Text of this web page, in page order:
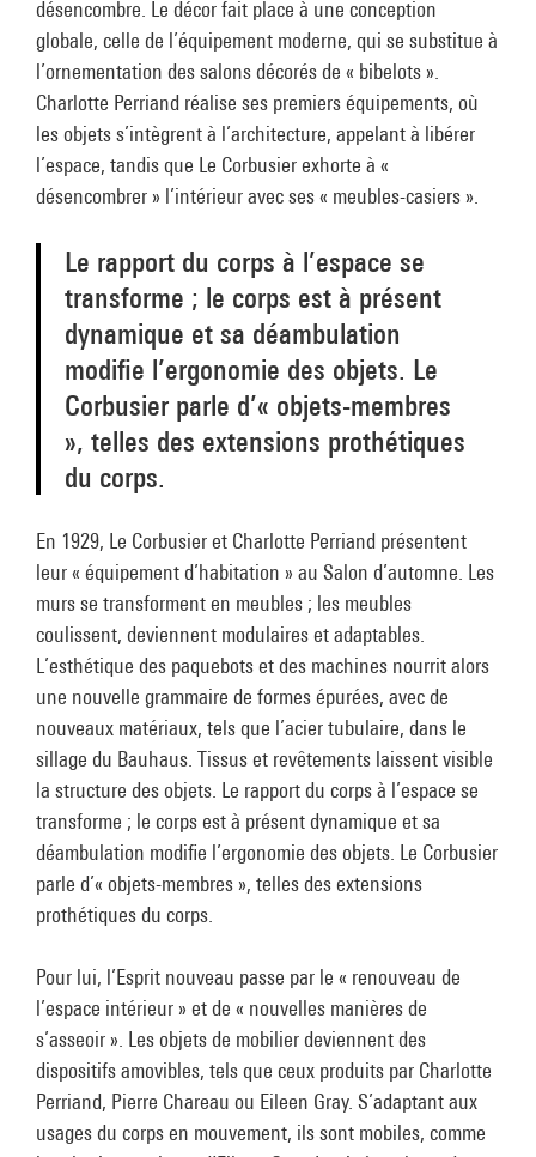
globale, celle de l’équipement moderne, qui se substitue à
l’ornementation des salons décorés de « bibelots ».
Charlotte Perriand réalise ses premiers équipements, où
les objets s’intègrent à l’architecture, appelant à libérer
l’espace, tandis que Le Corbusier exhorte à «
désencombrer » l’intérieur avec ses « meubles-casiers ».
transforme ; le corps est à présent
dynamique et sa déambulation
modifie l’ergonomie des objets. Le
Corbusier parle d’« objets-membres
», telles des extensions prothétiques
du corps.
leur « équipement d’habitation » au Salon d’automne. Les
murs se transforment en meubles ; les meubles
coulissent, deviennent modulaires et adaptables.
L’esthétique des paquebots et des machines nourrit alors
une nouvelle grammaire de formes épurées, avec de
nouveaux matériaux, tels que l’acier tubulaire, dans le
sillage du Bauhaus. Tissus et revêtements laissent visible
la structure des objets. Le rapport du corps à l’espace se
transforme ; le corps est à présent dynamique et sa
déambulation modifie l’ergonomie des objets. Le Corbusier
parle d’« objets-membres », telles des extensions
prothétiques du corps.
l’espace intérieur » et de « nouvelles manières de
s’asseoir ». Les objets de mobilier deviennent des
dispositifs amovibles, tels que ceux produits par Charlotte
Perriand, Pierre Chareau ou Eileen Gray. S’adaptant aux
usages du corps en mouvement, ils sont mobiles, comme
les chariots roulants d’Eileen Gray. Le cinéma, la mode,